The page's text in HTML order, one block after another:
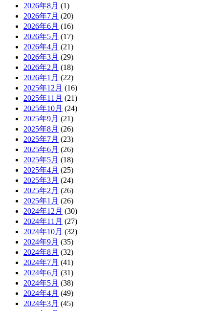
2026年8月 (1)
2026年7月 (20)
2026年6月 (16)
2026年5月 (17)
2026年4月 (21)
2026年3月 (29)
2026年2月 (18)
2026年1月 (22)
2025年12月 (16)
2025年11月 (21)
2025年10月 (24)
2025年9月 (21)
2025年8月 (26)
2025年7月 (23)
2025年6月 (26)
2025年5月 (18)
2025年4月 (25)
2025年3月 (24)
2025年2月 (26)
2025年1月 (26)
2024年12月 (30)
2024年11月 (27)
2024年10月 (32)
2024年9月 (35)
2024年8月 (32)
2024年7月 (41)
2024年6月 (31)
2024年5月 (38)
2024年4月 (49)
2024年3月 (45)